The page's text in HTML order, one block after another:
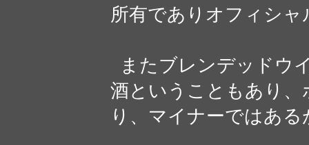
所有でありオフィシ
またブレンデッドウ
酒ということもあり
り、マイナーではあ